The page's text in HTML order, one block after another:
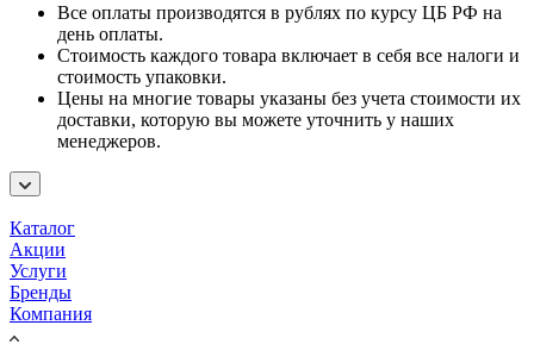
Все оплаты производятся в рублях по курсу ЦБ РФ на
день оплаты.
Стоимость каждого товара включает в себя все налоги и
стоимость упаковки.
Цены на многие товары указаны без учета стоимости их
доставки, которую вы можете уточнить у наших
менеджеров.
Каталог
Акции
Услуги
Бренды
Компания